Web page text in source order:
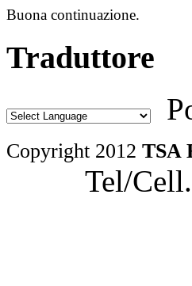
Buona continuazione.
Traduttore
Copyright 2012 TSA
Tel/Cell.